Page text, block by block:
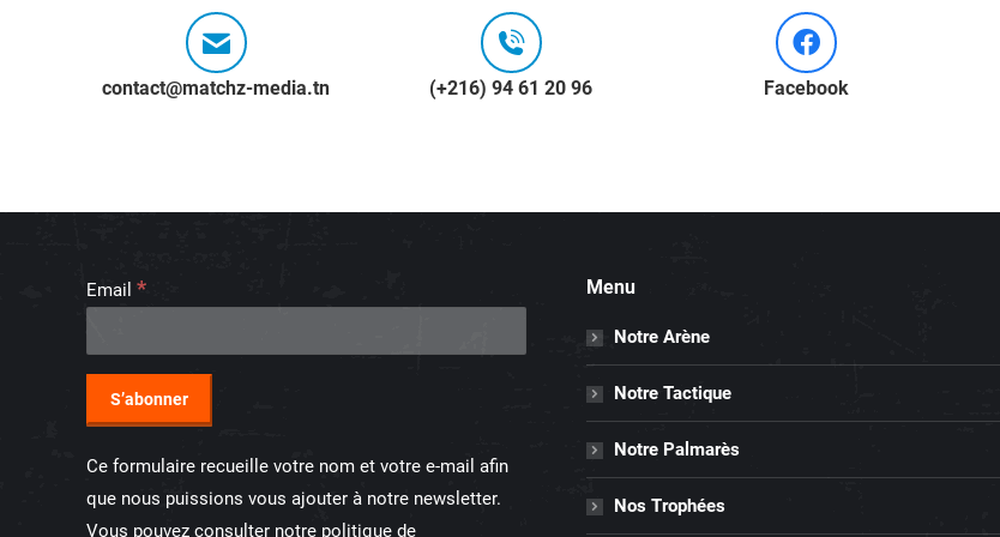
contact@matchz-media.tn (+216) 94 61 20 96 Facebook
Email *
Ce formulaire recueille votre nom et votre e-mail afin
que nous puissions vous ajouter à notre newsletter.
Vous pouvez consulter notre politique de
Menu
Notre Arène
Notre Tactique
Notre Palmarès
Nos Trophées